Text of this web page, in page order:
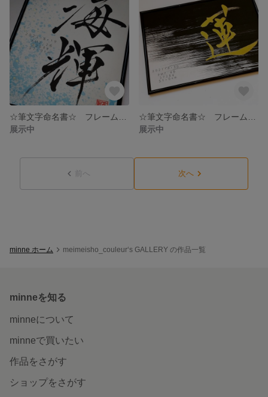
展示中
展示中
前へ 次へ
minne ホーム meimeisho_couleur‘s GALLERY の作品一覧
minneを知る
minneについて
minneで買いたい
作品をさがす
ショップをさがす